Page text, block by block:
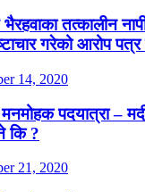
भैरहवाका तत्कालीन
गरेको आरोप पत्र
14, 2020
मनमोहक पदयात्रा –
कि ?
21, 2020